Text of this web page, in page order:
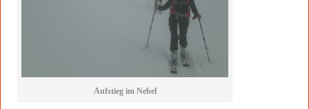
Aufstieg im Nebel